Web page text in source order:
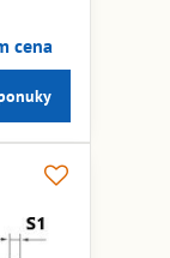
cena